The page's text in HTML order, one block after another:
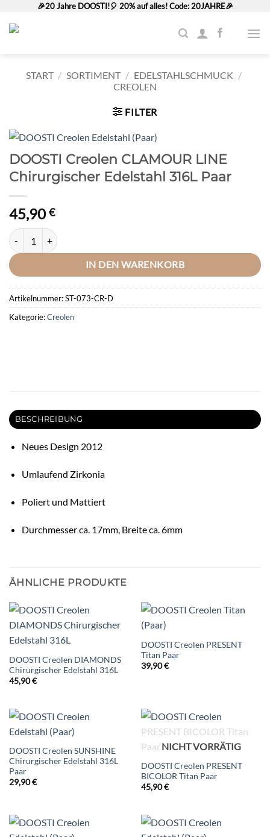
Inhalt
springen
🎉20 Jahre DOOSTI!🎈 20% auf alles! Code: 20JAHRE🎉
START / SORTIMENT / EDELSTAHLSCHMUCK /
CREOLEN
FILTER
DOOSTI Creolen CLAMOUR LINE
Chirurgischer Edelstahl 316L Paar
45,90€
DOOSTI Creolen CLAMOUR LINE Chirurgischer Edelstahl 316L Paar
IN DEN WARENKORB
Artikelnummer:ST-073-CR-D
Kategorie:Creolen
BESCHREIBUNG
Neues Design 2012
Umlaufend Zirkonia
Poliert und Mattiert
Durchmesser ca. 17mm, Breite ca. 6mm
ÄHNLICHE PRODUKTE
DOOSTI Creolen DIAMONDS
Chirurgischer Edelstahl 316L
45,90€
DOOSTI Creolen PRESENT
Titan Paar
39,90€
DOOSTI Creolen SUNSHINE
Chirurgischer Edelstahl 316L
Paar
29,90€
NICHT VORRÄTIG
DOOSTI Creolen PRESENT
BICOLOR Titan Paar
45,90€